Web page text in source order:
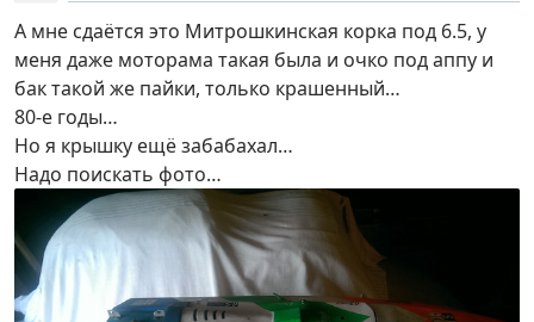
А мне сдаётся это Митрошкинская корка под 6.5, у
меня даже моторама такая была и очко под аппу и
бак такой же пайки, только крашенный…
80-е годы…
Но я крышку ещё забабахал…
Надо поискать фото…